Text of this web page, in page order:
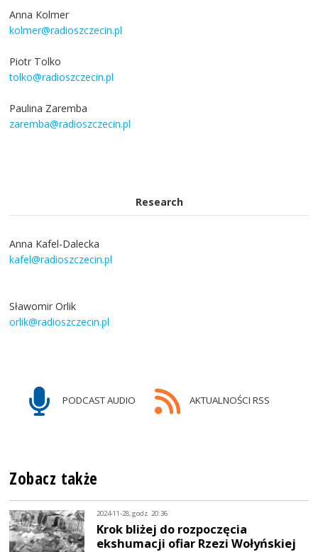
Anna Kolmer
kolmer@radioszczecin.pl
Piotr Tolko
tolko@radioszczecin.pl
Paulina Zaremba
zaremba@radioszczecin.pl
Research
Anna Kafel-Dalecka
kafel@radioszczecin.pl
Sławomir Orlik
orlik@radioszczecin.pl
PODCAST AUDIO AKTUALNOŚCI RSS
Zobacz także
2024-11-28, godz. 20:36
Krok bliżej do rozpoczęcia
ekshumacji ofiar Rzezi Wołyńskiej